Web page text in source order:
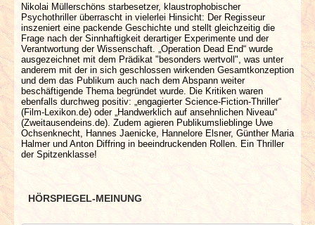
Nikolai Müllerschöns starbesetzer, klaustrophobischer
Psychothriller überrascht in vielerlei Hinsicht: Der Regisseur
inszeniert eine packende Geschichte und stellt gleichzeitig die
Frage nach der Sinnhaftigkeit derartiger Experimente und der
Verantwortung der Wissenschaft. „Operation Dead End“ wurde
ausgezeichnet mit dem Prädikat "besonders wertvoll", was unter
anderem mit der in sich geschlossen wirkenden Gesamtkonzeption
und dem das Publikum auch nach dem Abspann weiter
beschäftigende Thema begründet wurde. Die Kritiken waren
ebenfalls durchweg positiv: „engagierter Science-Fiction-Thriller“
(Film-Lexikon.de) oder „Handwerklich auf ansehnlichen Niveau“
(Zweitausendeins.de). Zudem agieren Publikumslieblinge Uwe
Ochsenknecht, Hannes Jaenicke, Hannelore Elsner, Günther Maria
Halmer und Anton Diffring in beeindruckenden Rollen. Ein Thriller
der Spitzenklasse!
HÖRSPIEGEL-MEINUNG